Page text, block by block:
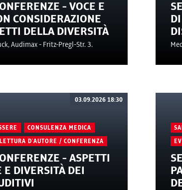
- VOCE E
CONSIDERAZIONE
DELLA DIVERSITÀ
Audimax - Fritz-Pregl-Str. 3.
CONSULENZA MEDICA
LETTURA D'AUTORE / CONFERENZA
- ASPETTI
E DIVERSITÀ DEI
03.09.2026 18:30